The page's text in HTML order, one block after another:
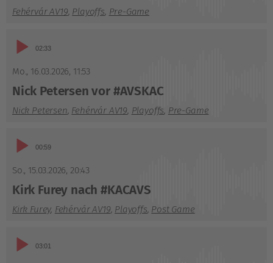
Fehérvár AV19, Playoffs, Pre-Game
Audio-02:33
Mo., 16.03.2026, 11:53
Nick Petersen vor #AVSKAC
Nick Petersen, Fehérvár AV19, Playoffs, Pre-Game
Audio-00:59
So., 15.03.2026, 20:43
Kirk Furey nach #KACAVS
Kirk Furey, Fehérvár AV19, Playoffs, Post Game
Audio-03:01